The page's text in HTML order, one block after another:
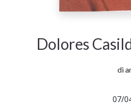
Dolores
di
07/